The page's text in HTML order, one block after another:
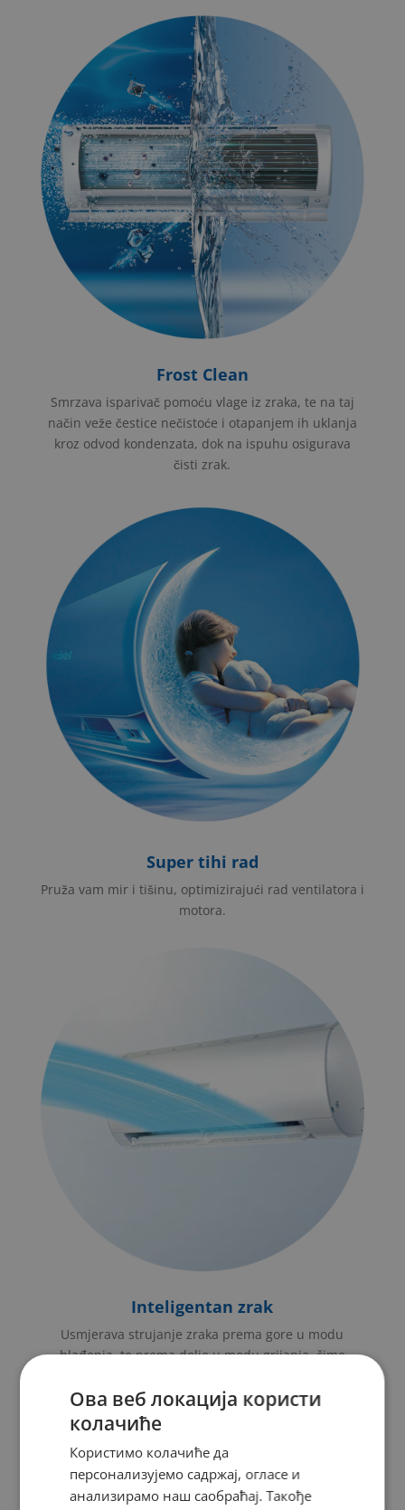
Frost Clean
Smrzava isparivač pomoću vlage iz zraka, te na taj
način veže čestice nečistoće i otapanjem ih uklanja
kroz odvod kondenzata, dok na ispuhu osigurava
čisti zrak.
Super tihi rad
Pruža vam mir i tišinu, optimizirajući rad ventilatora i
motora.
Inteligentan zrak
Usmjerava strujanje zraka prema gore u modu
hlađenja, te prema dolje u modu grijanja, čime
PREDNOSTI
Ова веб локација користи
колачиће
Користимо колачиће да
персонализујемо садржај, огласе и
анализирамо наш саобраћај. Такође